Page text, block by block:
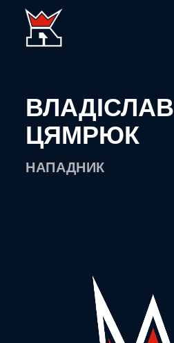
ВЛАДІСЛАВ
ЦЯМРЮК
НАПАДНИК